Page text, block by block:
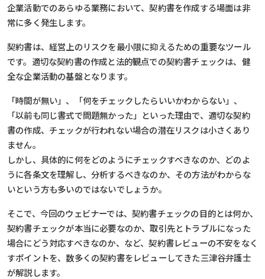
企業活動でのあらゆる業務において、契約書を作成する場面は非
常に多く発生します。
契約書は、経営上のリスクを最小限に抑えるための重要なツール
です。適切な契約書の作成と法的観点での契約書チェックは、健
全な企業活動の基盤となります。
「時間が無い」、「何をチェックしたらいいかわからない」、
「以前も同じ書式で問題無かった」といった理由で、適切な契約
書の作成、チェックが行われない場合の潜在リスクは小さくあり
ません。
しかし、具体的に何をどのようにチェックすべきなのか、どのよ
うに各条文を理解し、分析するべきなのか、その方法がわからな
いという方も多いのではないでしょうか。
そこで、今回のウェビナーでは、契約書チェックの目的とは何か、
契約書チェックが本当に必要なのか、取引先とトラブルになった
場合にどう対応すべきなのか、など、契約書レビューの不安をなく
すポイントを、数多くの契約書をレビューしてきた三津谷弁護士
が解説します。